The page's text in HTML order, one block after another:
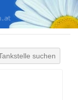
suchen